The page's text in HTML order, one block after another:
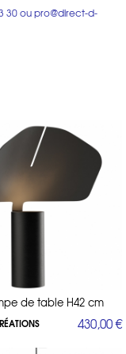
que l'on adore :
OPUS / spots
de bureau BP 55 /
de table VENUS avec
et suspension POLO /
Créations.
dans d'autres
30oupro@direct-d-
de table H42 cm
430,00 €